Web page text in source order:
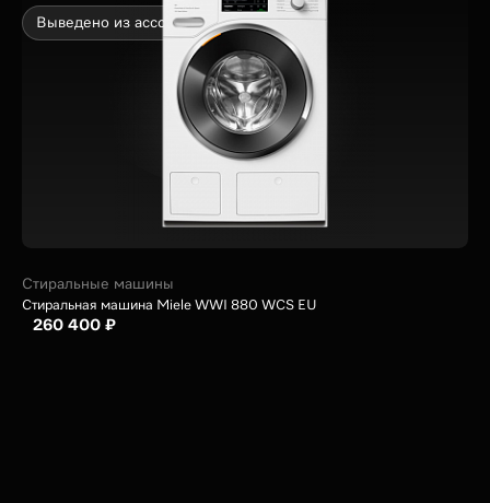
Выведено из ассортимента
Стиральные машины
Стиральная машина Miele WWI 880 WCS EU
260 400 ₽